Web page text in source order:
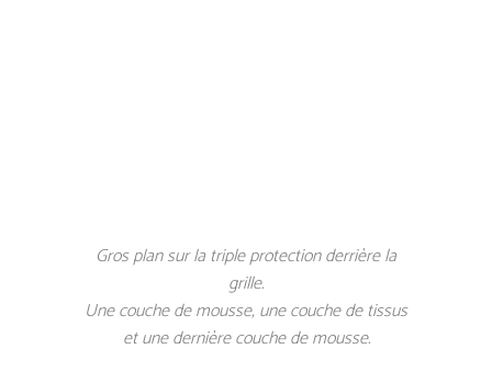
Gros plan sur la triple protection derrière la
grille.
Une couche de mousse, une couche de tissus
et une dernière couche de mousse.